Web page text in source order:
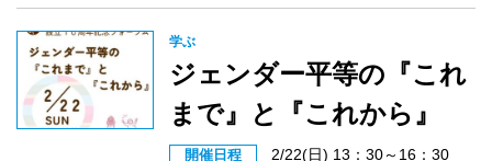
学ぶ
ジェンダー平等の『これ
まで』と『これから』
開催日程 2/22(日) 13：30～16：30